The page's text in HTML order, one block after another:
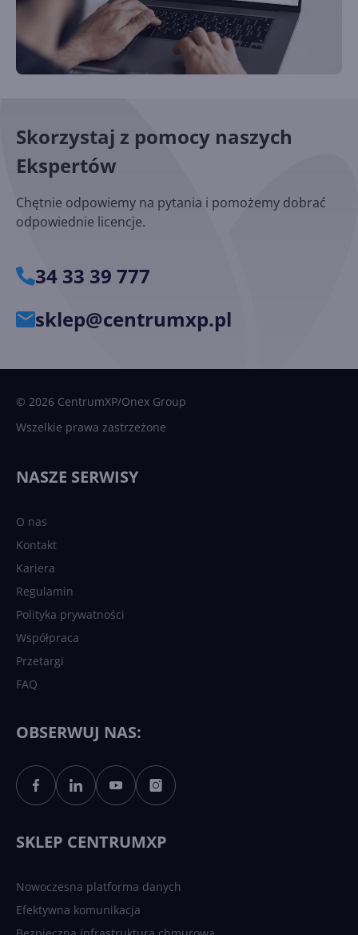
Skorzystaj z pomocy naszych
Ekspertów
Chętnie odpowiemy na pytania i pomożemy dobrać
odpowiednie licencje.
34 33 39 777
sklep@centrumxp.pl
© 2026 CentrumXP/Onex Group
Wszelkie prawa zastrzeżone
NASZE SERWISY
O nas
Kontakt
Kariera
Regulamin
Polityka prywatności
Współpraca
Przetargi
FAQ
OBSERWUJ NAS:
SKLEP CENTRUMXP
Nowoczesna platforma danych
Efektywna komunikacja